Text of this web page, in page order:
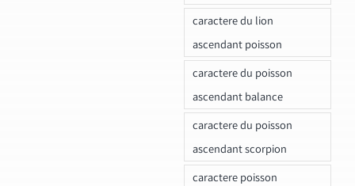
caractere du lion
ascendant poisson
caractere du poisson
ascendant balance
caractere du poisson
ascendant scorpion
caractere poisson